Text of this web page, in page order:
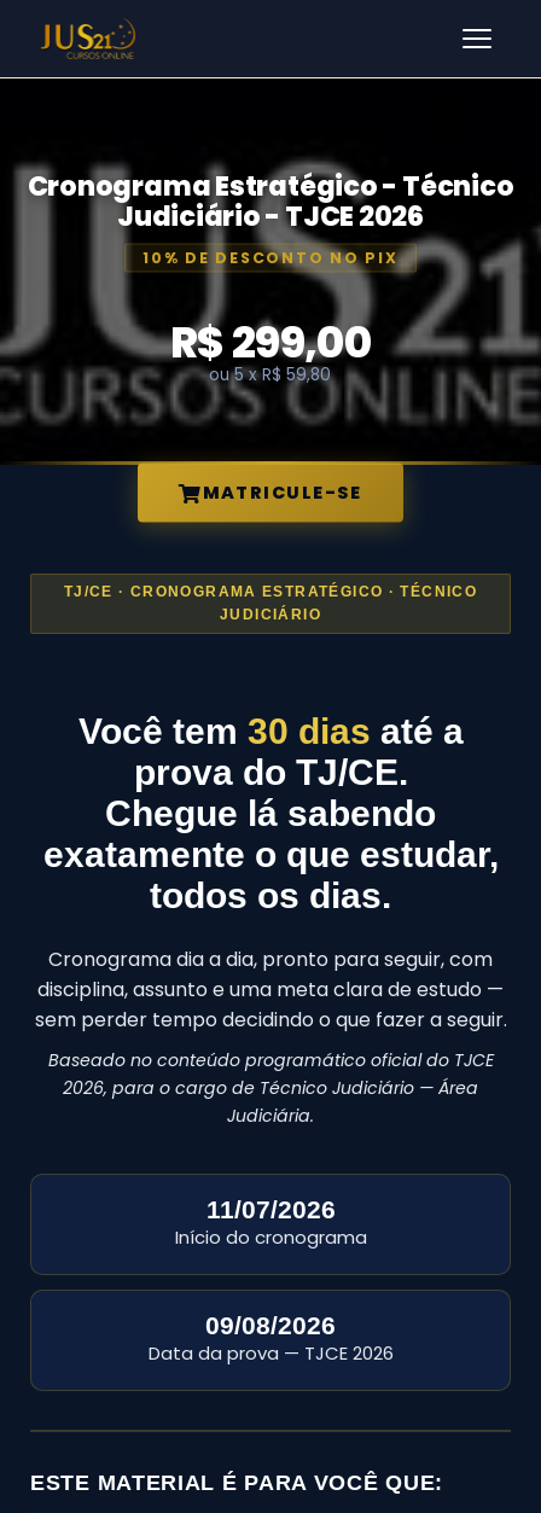
Cronograma Estratégico - Técnico
Judiciário - TJCE 2026
10% DE DESCONTO NO PIX
R$ 299,00
ou 5 x R$ 59,80
MATRICULE-SE
TJ/CE · CRONOGRAMA ESTRATÉGICO · TÉCNICO
JUDICIÁRIO
Você tem 30 dias até a
prova do TJ/CE.
Chegue lá sabendo
exatamente o que estudar,
todos os dias.
Cronograma dia a dia, pronto para seguir, com
disciplina, assunto e uma meta clara de estudo —
sem perder tempo decidindo o que fazer a seguir.
Baseado no conteúdo programático oficial do TJCE
2026, para o cargo de Técnico Judiciário — Área
Judiciária.
11/07/2026
Início do cronograma
09/08/2026
Data da prova — TJCE 2026
ESTE MATERIAL É PARA VOCÊ QUE: